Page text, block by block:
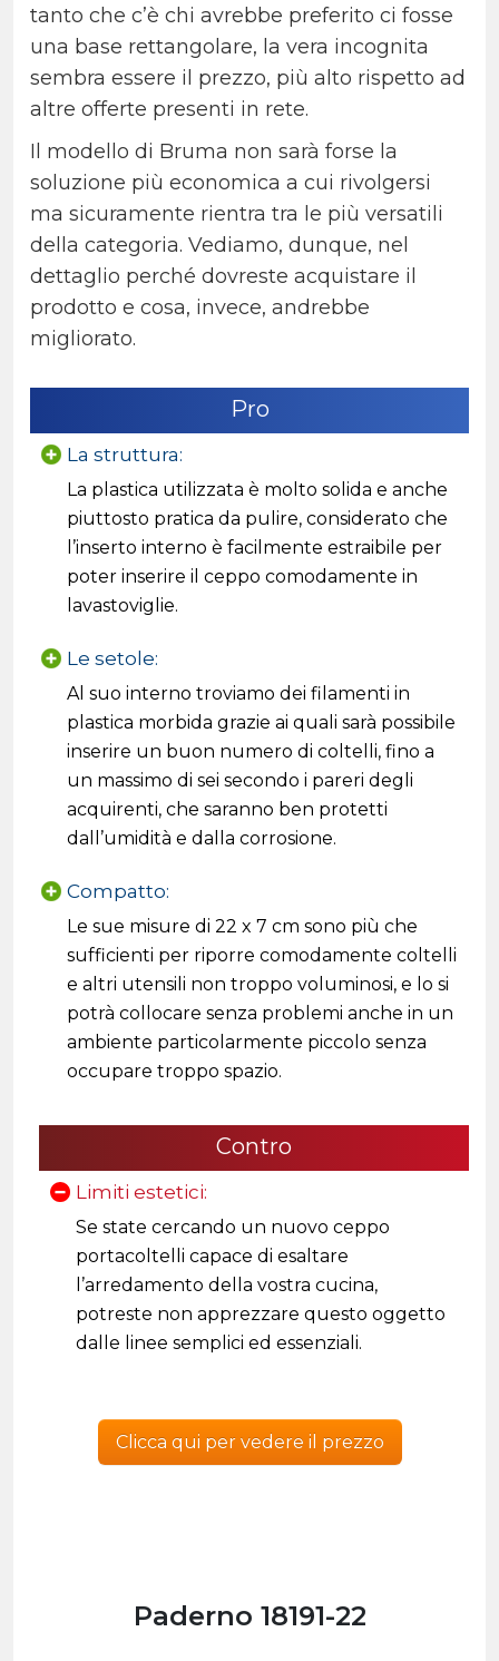
tanto che c’è chi avrebbe preferito ci fosse
una base rettangolare, la vera incognita
sembra essere il prezzo, più alto rispetto ad
altre offerte presenti in rete.
Il modello di Bruma non sarà forse la
soluzione più economica a cui rivolgersi
ma sicuramente rientra tra le più versatili
della categoria. Vediamo, dunque, nel
dettaglio perché dovreste acquistare il
prodotto e cosa, invece, andrebbe
migliorato.
Pro
La struttura:
La plastica utilizzata è molto solida e anche
piuttosto pratica da pulire, considerato che
l’inserto interno è facilmente estraibile per
poter inserire il ceppo comodamente in
lavastoviglie.
Le setole:
Al suo interno troviamo dei filamenti in
plastica morbida grazie ai quali sarà possibile
inserire un buon numero di coltelli, fino a
un massimo di sei secondo i pareri degli
acquirenti, che saranno ben protetti
dall’umidità e dalla corrosione.
Compatto:
Le sue misure di 22 x 7 cm sono più che
sufficienti per riporre comodamente coltelli
e altri utensili non troppo voluminosi, e lo si
potrà collocare senza problemi anche in un
ambiente particolarmente piccolo senza
occupare troppo spazio.
Contro
Limiti estetici:
Se state cercando un nuovo ceppo
portacoltelli capace di esaltare
l’arredamento della vostra cucina,
potreste non apprezzare questo oggetto
dalle linee semplici ed essenziali.
Clicca qui per vedere il prezzo
Paderno 18191-22